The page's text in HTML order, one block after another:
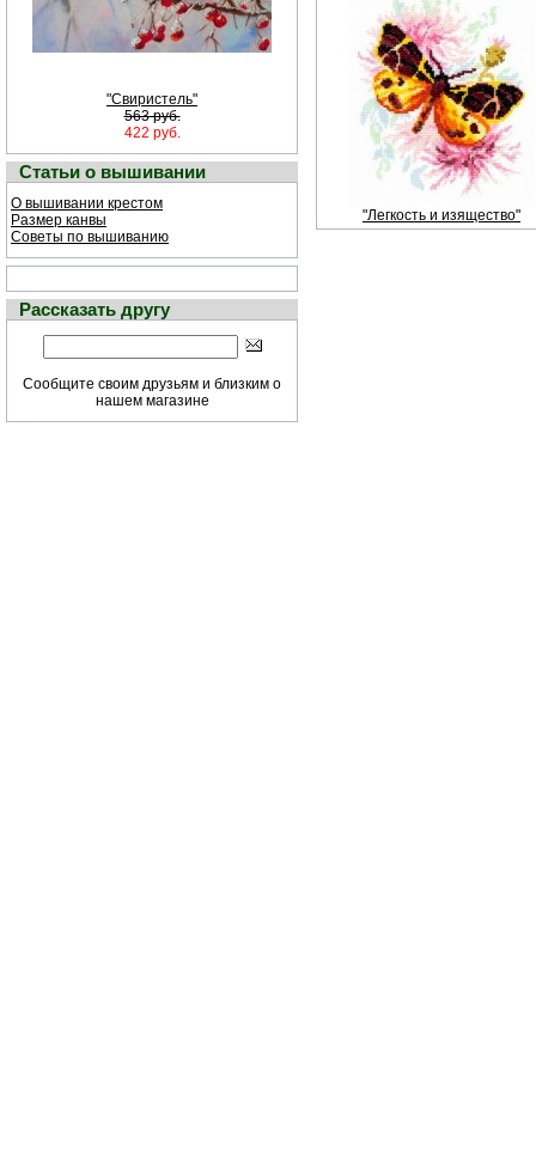
"Свиристель"
563 руб.
422 руб.
Статьи о вышивании
О вышивании крестом
Размер канвы
Советы по вышиванию
Рассказать другу
Сообщите своим друзьям и близким о
нашем магазине
"Легкость и изящество"